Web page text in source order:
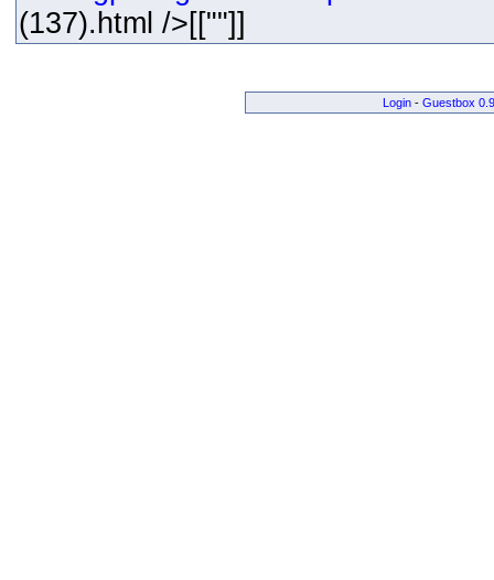
(137).html />[[""]]
Login- Guestbox